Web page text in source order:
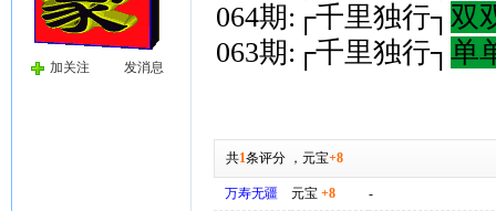
加关注 发消息
064期:┌千里独行┐ 双
063期:┌千里独行┐ 单
共1条评分， 元宝+8
万寿无疆 元宝 +8 -